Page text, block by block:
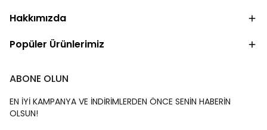
Hakkımızda
Popüler Ürünlerimiz
ABONE OLUN
EN İYİ KAMPANYA VE İNDİRİMLERDEN ÖNCE SENİN HABERİN
OLSUN!